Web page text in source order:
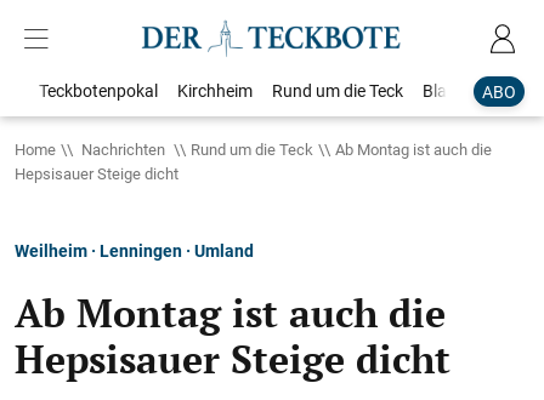
ABO
Teckbotenpokal Kirchheim Rund um die Teck Blaulicht
Home Nachrichten Rund um die Teck
Ab Montag ist auch die
Hepsisauer Steige dicht
Weilheim · Lenningen · Umland
Ab Montag ist auch die
Hepsisauer Steige dicht